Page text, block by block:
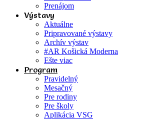
Prenájom
Výstavy
Aktuálne
Pripravované výstavy
Archív výstav
#AR Košická Moderna
Ešte viac
Program
Pravidelný
Mesačný
Pre rodiny
Pre školy
Aplikácia VSG